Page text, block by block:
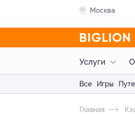
Москва
Услуги
Все Игры
Главная